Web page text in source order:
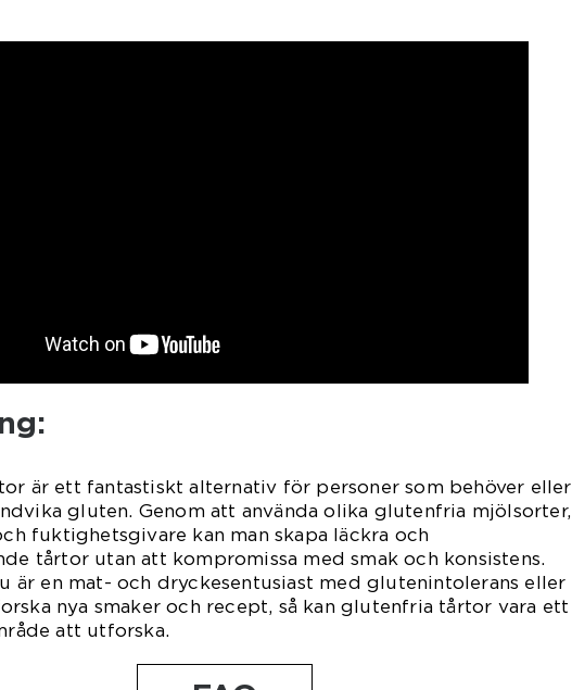
är ett fantastiskt alternativ för personer som behöver eller
gluten. Genom att använda olika glutenfria mjölsorter,
fuktighetsgivare kan man skapa läckra och
tårtor utan att kompromissa med smak och konsistens.
är en mat- och dryckesentusiast med glutenintolerans eller
nya smaker och recept, så kan glutenfria tårtor vara ett
att utforska.